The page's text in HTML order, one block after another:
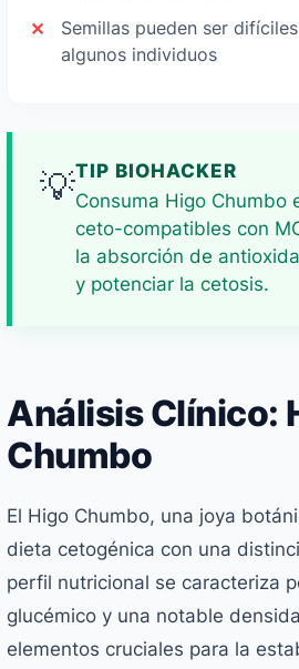
Semillas pueden ser
algunos individuos
💡TIP BIOHACKER
Consuma Higo Chumbo
ceto-compatibles con
la absorción de
y potenciar la cetosis.
Análisis Clínico:
Chumbo
El Higo Chumbo, una joya
dieta cetogénica con una
perfil nutricional se caracteriza
glucémico y una notable
elementos cruciales para la